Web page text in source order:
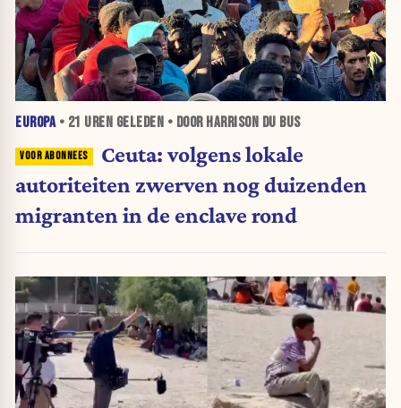
EUROPA• 21 UREN GELEDEN • DOOR HARRISON DU BUS
Ceuta: volgens lokale
autoriteiten zwerven nog duizenden
migranten in de enclave rond